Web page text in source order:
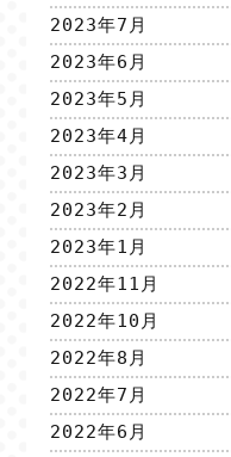
2023年7月
2023年6月
2023年5月
2023年4月
2023年3月
2023年2月
2023年1月
2022年11月
2022年10月
2022年8月
2022年7月
2022年6月